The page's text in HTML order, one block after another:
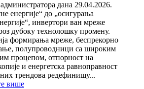
дана 29.04.2026.
енергије“ до „осигурања
инвертори ван мреже
дубоку технолошку промену.
формирања мреже, беспрекорно
полупроводници са широким
процепом, отпорност на
и енергетска равноправност
трендова редефинишу...
више